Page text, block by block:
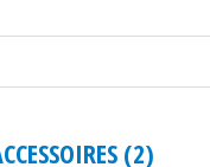
(2)